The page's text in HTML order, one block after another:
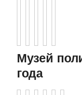
Музей
года